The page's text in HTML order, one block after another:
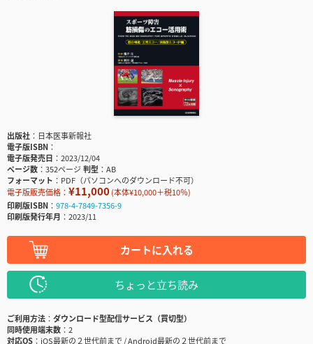
出版社
日本医事新報社
電子版ISBN
電子版発売日
2023/12/04
ページ数
352ページ判型
AB
フォーマット
PDF（パソコンへのダウンロード不可）
電子版販売価格： ¥11,000(本体¥10,000＋税10％)
印刷版ISBN
978-4-7849-7356-9
印刷版発行年月
2023/11
カートに入れる
ちょっと立ち読み
ご利用方法
ダウンロード型配信サービス（買切型）
同時使用端末数
2
対応OS
iOS最新の２世代前まで / Android最新の２世代前まで